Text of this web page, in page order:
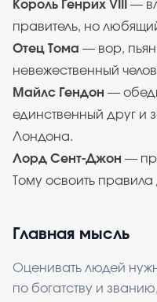
Король Генрих VIII
—
правитель, но
Отец Тома — вор,
невежественный
Майлс Гендон —
единственный друг и
Лондона.
Лорд Сент-Джон —
Тому освоить
Главная мысль
Оценивать людей
по богатству и